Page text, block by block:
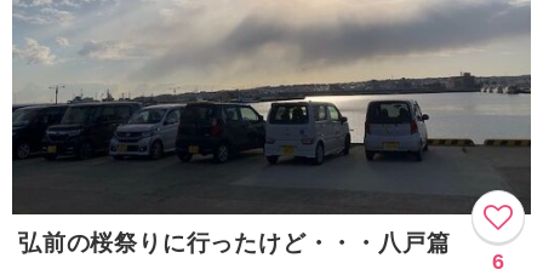
弘前の桜祭りに行ったけど・・・八戸篇
6